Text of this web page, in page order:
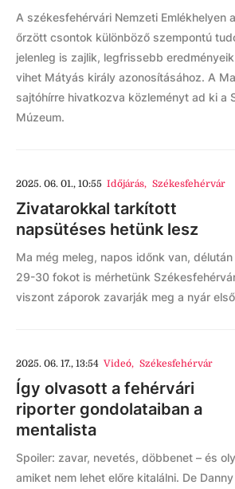
A székesfehérvári Nemzeti Emlékhelyen
őrzött csontok különböző szempontú
jelenleg is zajlik, legfrissebb
vihet Mátyás király azonosításához. A
sajtóhírre hivatkozva közleményt ad ki a
Múzeum.
2025. 06. 01., 10:55 Időjárás, Székesfehérvár
Zivatarokkal tarkított
napsütéses hetünk lesz
Ma még meleg, napos időnk van, délután
29-30 fokot is mérhetünk
viszont záporok zavarják meg a nyár
2025. 06. 17., 13:54 Videó, Székesfehérvár
Így olvasott a fehérvári
riporter gondolataiban a
mentalista
Spoiler: zavar, nevetés, döbbenet – és
amiket nem lehet előre kitalálni. De